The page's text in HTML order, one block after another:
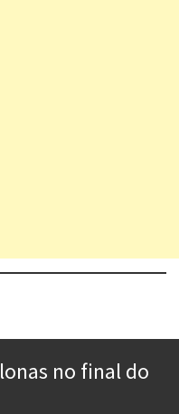
no final do